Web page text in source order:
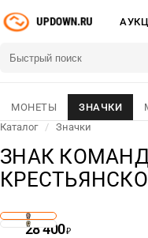
МОНЕТЫ ЗНАЧКИ
Каталог
/ Значки
ЗНАК
28 400₽